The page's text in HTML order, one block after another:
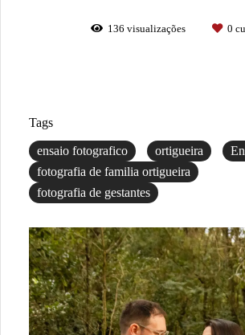
136 visualizações 0
Tags
ensaio fotografico ortigueira
fotografia de familia ortigueira
fotografia de gestantes